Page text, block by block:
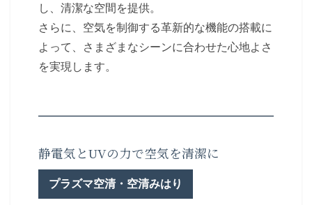
し、清潔な空間を提供。
さらに、空気を制御する革新的な機能の搭載に
よって、さまざまなシーンに合わせた心地よさ
を実現します。
静電気とUVの力で空気を清潔に
プラズマ空清・空清みはり